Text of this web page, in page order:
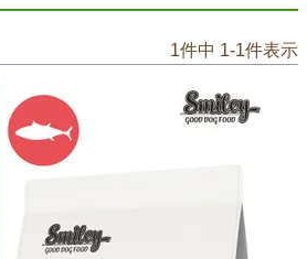
1件中 1-1件表示